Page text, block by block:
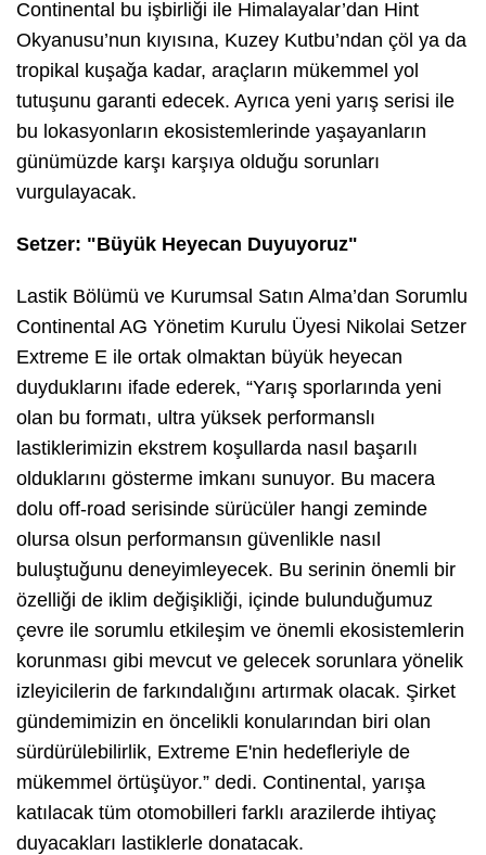
Continental bu işbirliği ile Himalayalar’dan Hint
Okyanusu’nun kıyısına, Kuzey Kutbu’ndan çöl ya da
tropikal kuşağa kadar, araçların mükemmel yol
tutuşunu garanti edecek. Ayrıca yeni yarış serisi ile
bu lokasyonların ekosistemlerinde yaşayanların
günümüzde karşı karşıya olduğu sorunları
vurgulayacak.
Setzer: "Büyük Heyecan Duyuyoruz"
Lastik Bölümü ve Kurumsal Satın Alma’dan Sorumlu
Continental AG Yönetim Kurulu Üyesi Nikolai Setzer
Extreme E ile ortak olmaktan büyük heyecan
duyduklarını ifade ederek, “Yarış sporlarında yeni
olan bu formatı, ultra yüksek performanslı
lastiklerimizin ekstrem koşullarda nasıl başarılı
olduklarını gösterme imkanı sunuyor. Bu macera
dolu off-road serisinde sürücüler hangi zeminde
olursa olsun performansın güvenlikle nasıl
buluştuğunu deneyimleyecek. Bu serinin önemli bir
özelliği de iklim değişikliği, içinde bulunduğumuz
çevre ile sorumlu etkileşim ve önemli ekosistemlerin
korunması gibi mevcut ve gelecek sorunlara yönelik
izleyicilerin de farkındalığını artırmak olacak. Şirket
gündemimizin en öncelikli konularından biri olan
sürdürülebilirlik, Extreme E'nin hedefleriyle de
mükemmel örtüşüyor.” dedi. Continental, yarışa
katılacak tüm otomobilleri farklı arazilerde ihtiyaç
duyacakları lastiklerle donatacak.